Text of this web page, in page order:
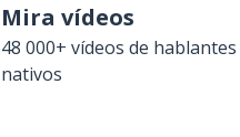
Mira vídeos
48 000+ vídeos de hablantes
nativos